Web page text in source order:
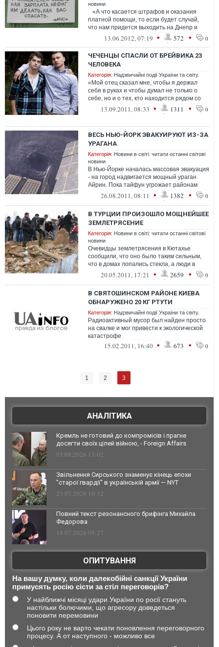
новини
«А что касается штрафов и оказания
платной помощи, то если будет случай,
что нам придется выходить на Днепр и
кого-то спасать не в з...
13.06.2012, 07:19 • 572 • 0
ЧЕЧЕНЦЫ СПАСЛИ ОТ БРЕЙВИКА 23
ЧЕЛОВЕКА
Категорія: Надзвичайні події України та світу.
«Мой отец сказал мне, чтобы я держал
себя в руках и чтобы думал не только о
себе, но и о тех, кто находится рядом со
мной. Он сказал, чтобы я по...
13.09.2011, 08:33 • 1311 • 0
ВЕСЬ НЬЮ-ЙОРК ЭВАКУИРУЮТ ИЗ-ЗА
УРАГАНА
Категорія: Новини в світі: читати останні світові
новини
В Нью-Йорке началась массовая эвакуация
- на город надвигается мощный ураган
Айрин. Пока тайфун угрожает районам
мегаполиса, расположенным в низинах. ...
26.08.2011, 08:11 • 1382 • 0
В ТУРЦИИ ПРОИЗОШЛО МОЩНЕЙШЕЕ
ЗЕМЛЕТРЯСЕНИЕ
Категорія: Новини в світі: читати останні світові
новини
Очевидцы землетрясения в Кютахье
сообщили, что оно было таким сильным,
что в домах лопались стекла, а люди в
первые секунды не могли передвигаться.
20.05.2011, 17:21 • 2659 • 0
В СВЯТОШИНСКОМ РАЙОНЕ КИЕВА
ОБНАРУЖЕНО 20 КГ РТУТИ
Категорія: Надзвичайні події України та світу.
Радиоактивный мусор был найден просто
на свалке и мог привести к экологической
катастрофе
15.02.2011, 16:40 • 673 • 0
1 2 3
АНАЛІТИКА
Кремль не готовий до компромісів і прагне
досягти своїх цілей війною, - Foreign Affairs
03.08.2026 13:02
Звільнення Сирського знаменує кінець епохи
"старої гвардії" в українській армії — NYT
23.07.2026 10:32
Повний текст резонансного брифінга Михайла
Федорова
18.07.2026 09:27
ОПИТУВАННЯ
На вашу думку, коли далекобійні санкції України
примусять росію сісти за стіл переговорів?
У найближчі місяці удари України по росії стануть
настільки болючими, що агресору доведеться
поновити перемовини
Цього року не варто чекати поновлення переговорного
процесу. А от наступного - можливо все